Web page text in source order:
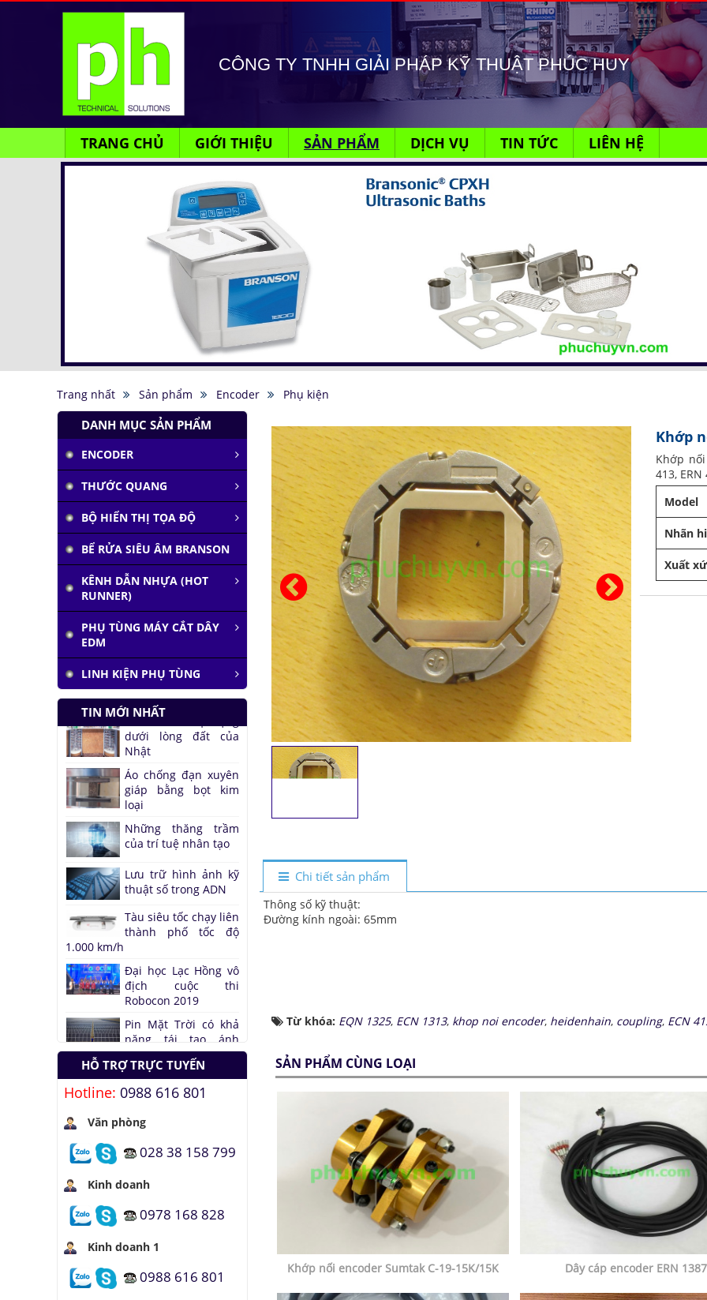
CÔNG TY TNHH GIẢI PHÁP KỸ THUẬT PHÚC HUY
TRANG CHỦ GIỚI THIỆU SẢN PHẨM DỊCH VỤ TIN TỨC LIÊN HỆ
Trang nhất Sản phẩm Encoder Phụ kiện
Khớp
Khớp
413, ERN
Model
Nhãn
Xuất xứ
Chi tiết sản phẩm
Thông số kỹ thuật:
Đường kính ngoài: 65mm
Từ khóa: EQN 1325, ECN 1313, khop noi encoder, heidenhain, coupling, ECN
SẢN PHẨM CÙNG LOẠI
Khớp nối encoder Sumtak C-19-15K/15K Dây cáp encoder ERN 1387
DANH MỤC SẢN PHẨM
ENCODER
THƯỚC QUANG
BỘ HIỂN THỊ TỌA ĐỘ
BỂ RỬA SIÊU ÂM BRANSON
KÊNH DẪN NHỰA (HOT
RUNNER)
PHỤ TÙNG MÁY CẮT DÂY
EDM
LINH KIỆN PHỤ TÙNG
TIN MỚI NHẤT
Tàu siêu tốc chạy liên
thành phố tốc độ
1.000 km/h
Đại học Lạc Hồng vô
địch cuộc thi
Robocon 2019
Pin Mặt Trời có khả
sáng
Đảo ngược quá trình
quang hợp để tạo
nhiên liệu
dưới lòng đất của
Nhật
Áo chống đạn xuyên
giáp bằng bọt kim
loại
Những thăng trầm
của trí tuệ nhân tạo
thuật số trong ADN
Tàu siêu tốc chạy liên
thành phố tốc độ
1.000 km/h
địch cuộc thi
Pin Mặt Trời có khả
năng tái tạo ánh
sáng
HỖ TRỢ TRỰC TUYẾN
Hotline: 0988 616 801
Văn phòng
028 38 158 799
Kinh doanh
0978 168 828
Kinh doanh 1
0988 616 801